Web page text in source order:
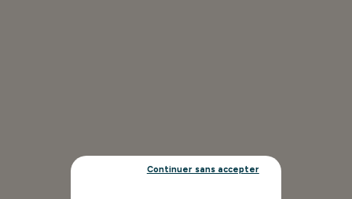
Continuer sans accepter